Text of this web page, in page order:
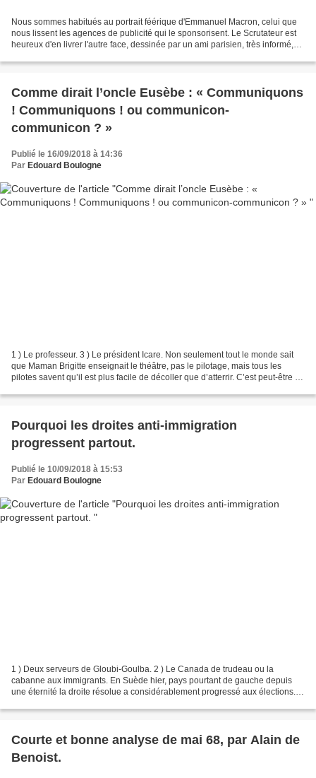
Nous sommes habitués au portrait féérique d'Emmanuel Macron, celui que
nous lissent les agences de publicité qui le sponsorisent. Le Scrutateur est
heureux d'en livrer l'autre face, dessinée par un ami parisien, très informé,
Comme dirait l’oncle Eusèbe : « Communiquons
! Communiquons ! ou communicon-
communicon ? »
Publié le 16/09/2018 à 14:36
Par Edouard Boulogne
1 ) Le professeur. 3 ) Le président Icare. Non seulement tout le monde sait
que Maman Brigitte enseignait le théâtre, pas le pilotage, mais tous les
pilotes savent qu’il est plus facile de décoller que d’atterrir. C’est peut-être le
Pourquoi les droites anti-immigration
progressent partout.
Publié le 10/09/2018 à 15:53
Par Edouard Boulogne
1 ) Deux serveurs de Gloubi-Goulba. 2 ) Le Canada de trudeau ou la
cabanne aux immigrants. En Suède hier, pays pourtant de gauche depuis
une éternité la droite résolue a considérablement progressé aux élections.Il
Courte et bonne analyse de mai 68, par Alain de
Benoist.